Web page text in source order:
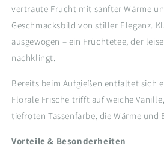
vertraute Frucht mit sanfter Wärme
Geschmacksbild von stiller Eleganz.
ausgewogen – ein Früchtetee, der
nachklingt.
Bereits beim Aufgießen entfaltet sich
Florale Frische trifft auf weiche
tiefroten Tassenfarbe, die Wärme
Vorteile & Besonderheiten